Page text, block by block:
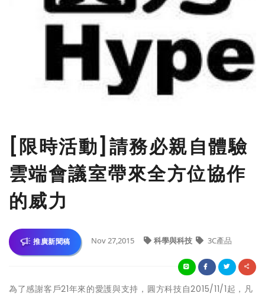
[限時活動]請務必親自體驗
雲端會議室帶來全方位協作
的威力
推廣新聞稿 Nov 27,2015 科學與科技 3C產品
為了感謝客戶21年來的愛護與支持，圓方科技自2015/11/1起，凡